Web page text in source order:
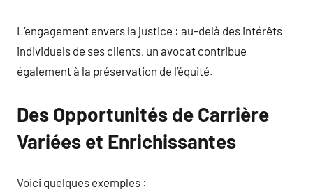
L’engagement envers la justice : au-delà des intérêts
individuels de ses clients, un avocat contribue
également à la préservation de l’équité.
Des Opportunités de Carrière
Variées et Enrichissantes
Voici quelques exemples :